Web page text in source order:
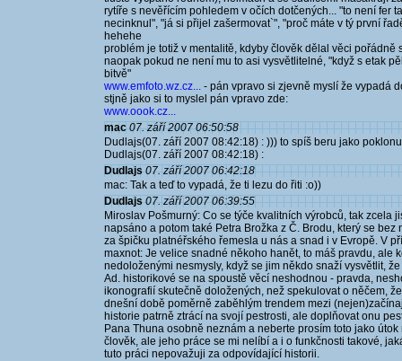
rytíře s nevěřícím pohledem v očích dotčených... "to není fer
necinknul", "já si přijel zašermovat`", "proč máte v tý první
hehehe
problém je totiž v mentalitě, kdyby člověk dělal věci
naopak pokud ne není mu to asi vysvětlitelné, "když s etak
bitvě"
www.emfoto.wz.cz... - pán vpravo si zjevně myslí že vypadá
stjně jako si to myslel pán vpravo zde:
www.oook.cz...
mac 07. září 2007 06:50:58
Dudlajs(07. září 2007 08:42:18) : ))) to spíš beru jako
Dudlajs(07. září 2007 08:42:18) :
Dudlajs 07. září 2007 06:42:18
mac: Tak a teď to vypadá, že ti lezu do řiti :o))
Dudlajs 07. září 2007 06:39:55
Miroslav Pošmurný: Co se týče kvalitních výrobců, tak zcela
napsáno a potom také Petra Brožka z Č. Brodu, který se
za špičku platnéřského řemesla u nás a snad i v Evropě. V
maxnot: Je velice snadné někoho hanět, to máš pravdu, ale
nedoloženými nesmysly, když se jim někdo snaží vysvětlit,
Ad. historikové se na spoustě věcí neshodnou - pravda,
ikonografií skutečně doložených, než spekulovat o něčem,
dnešní době poměrně zaběhlým trendem mezi
historie patrně ztrácí na svojí pestrosti, ale doplňovat onu
Pana Thuna osobně neznám a neberte prosím toto jako
člověk, ale jeho práce se mi nelíbí a i o funkčnosti takové,
tuto práci nepovažuji za odpovídající historii.